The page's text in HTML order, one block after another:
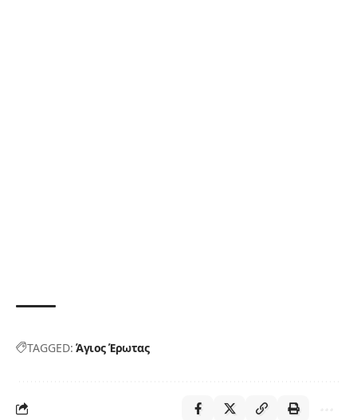
TAGGED: Άγιος Έρωτας